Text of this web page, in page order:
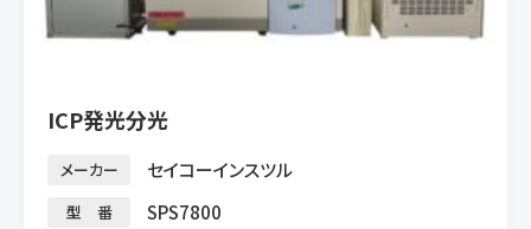
ICP発光分光
メーカー セイコーインスツル
型 番 SPS7800